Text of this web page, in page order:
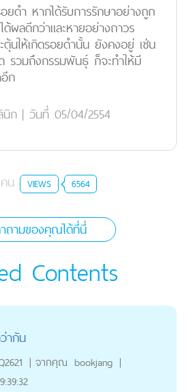
ยดำ หากได้รับการรักษาอย่างถูก
ด้ผลดีกว่าและหายอย่างถาวร
ตุ้นให้เกิดรอยดำนั้น ยังคงอยู่ เช่น
รวมถึงกรรมพันธุ์ ก็จะทำให้มี
ก
นิก | วันที่ 05/04/2554
คน VIEWS 6564
ถามของคุณได้ที่นี่
Contents
ากัน
| จากคุณ bookjang |